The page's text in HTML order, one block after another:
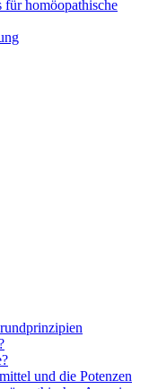
für homöopathische
und die Potenzen